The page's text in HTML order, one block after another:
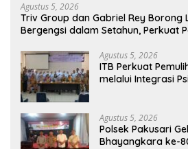
Agustus 5, 2026
Triv Group dan Gabriel Rey Borong
Bergengsi dalam Setahun, Perkuat
Agustus 5, 2026
ITB Perkuat
melalui Integrasi
Agustus 5, 2026
Polsek Pakusari
Bhayangkara ke-